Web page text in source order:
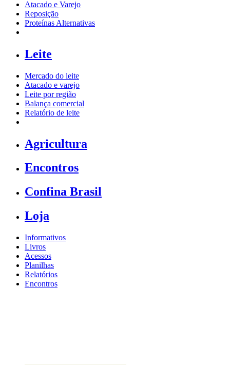
Atacado e Varejo
Reposição
Proteínas Alternativas
Leite
Mercado do leite
Atacado e varejo
Leite por região
Balança comercial
Relatório de leite
Agricultura
Encontros
Confina Brasil
Loja
Informativos
Livros
Acessos
Planilhas
Relatórios
Encontros